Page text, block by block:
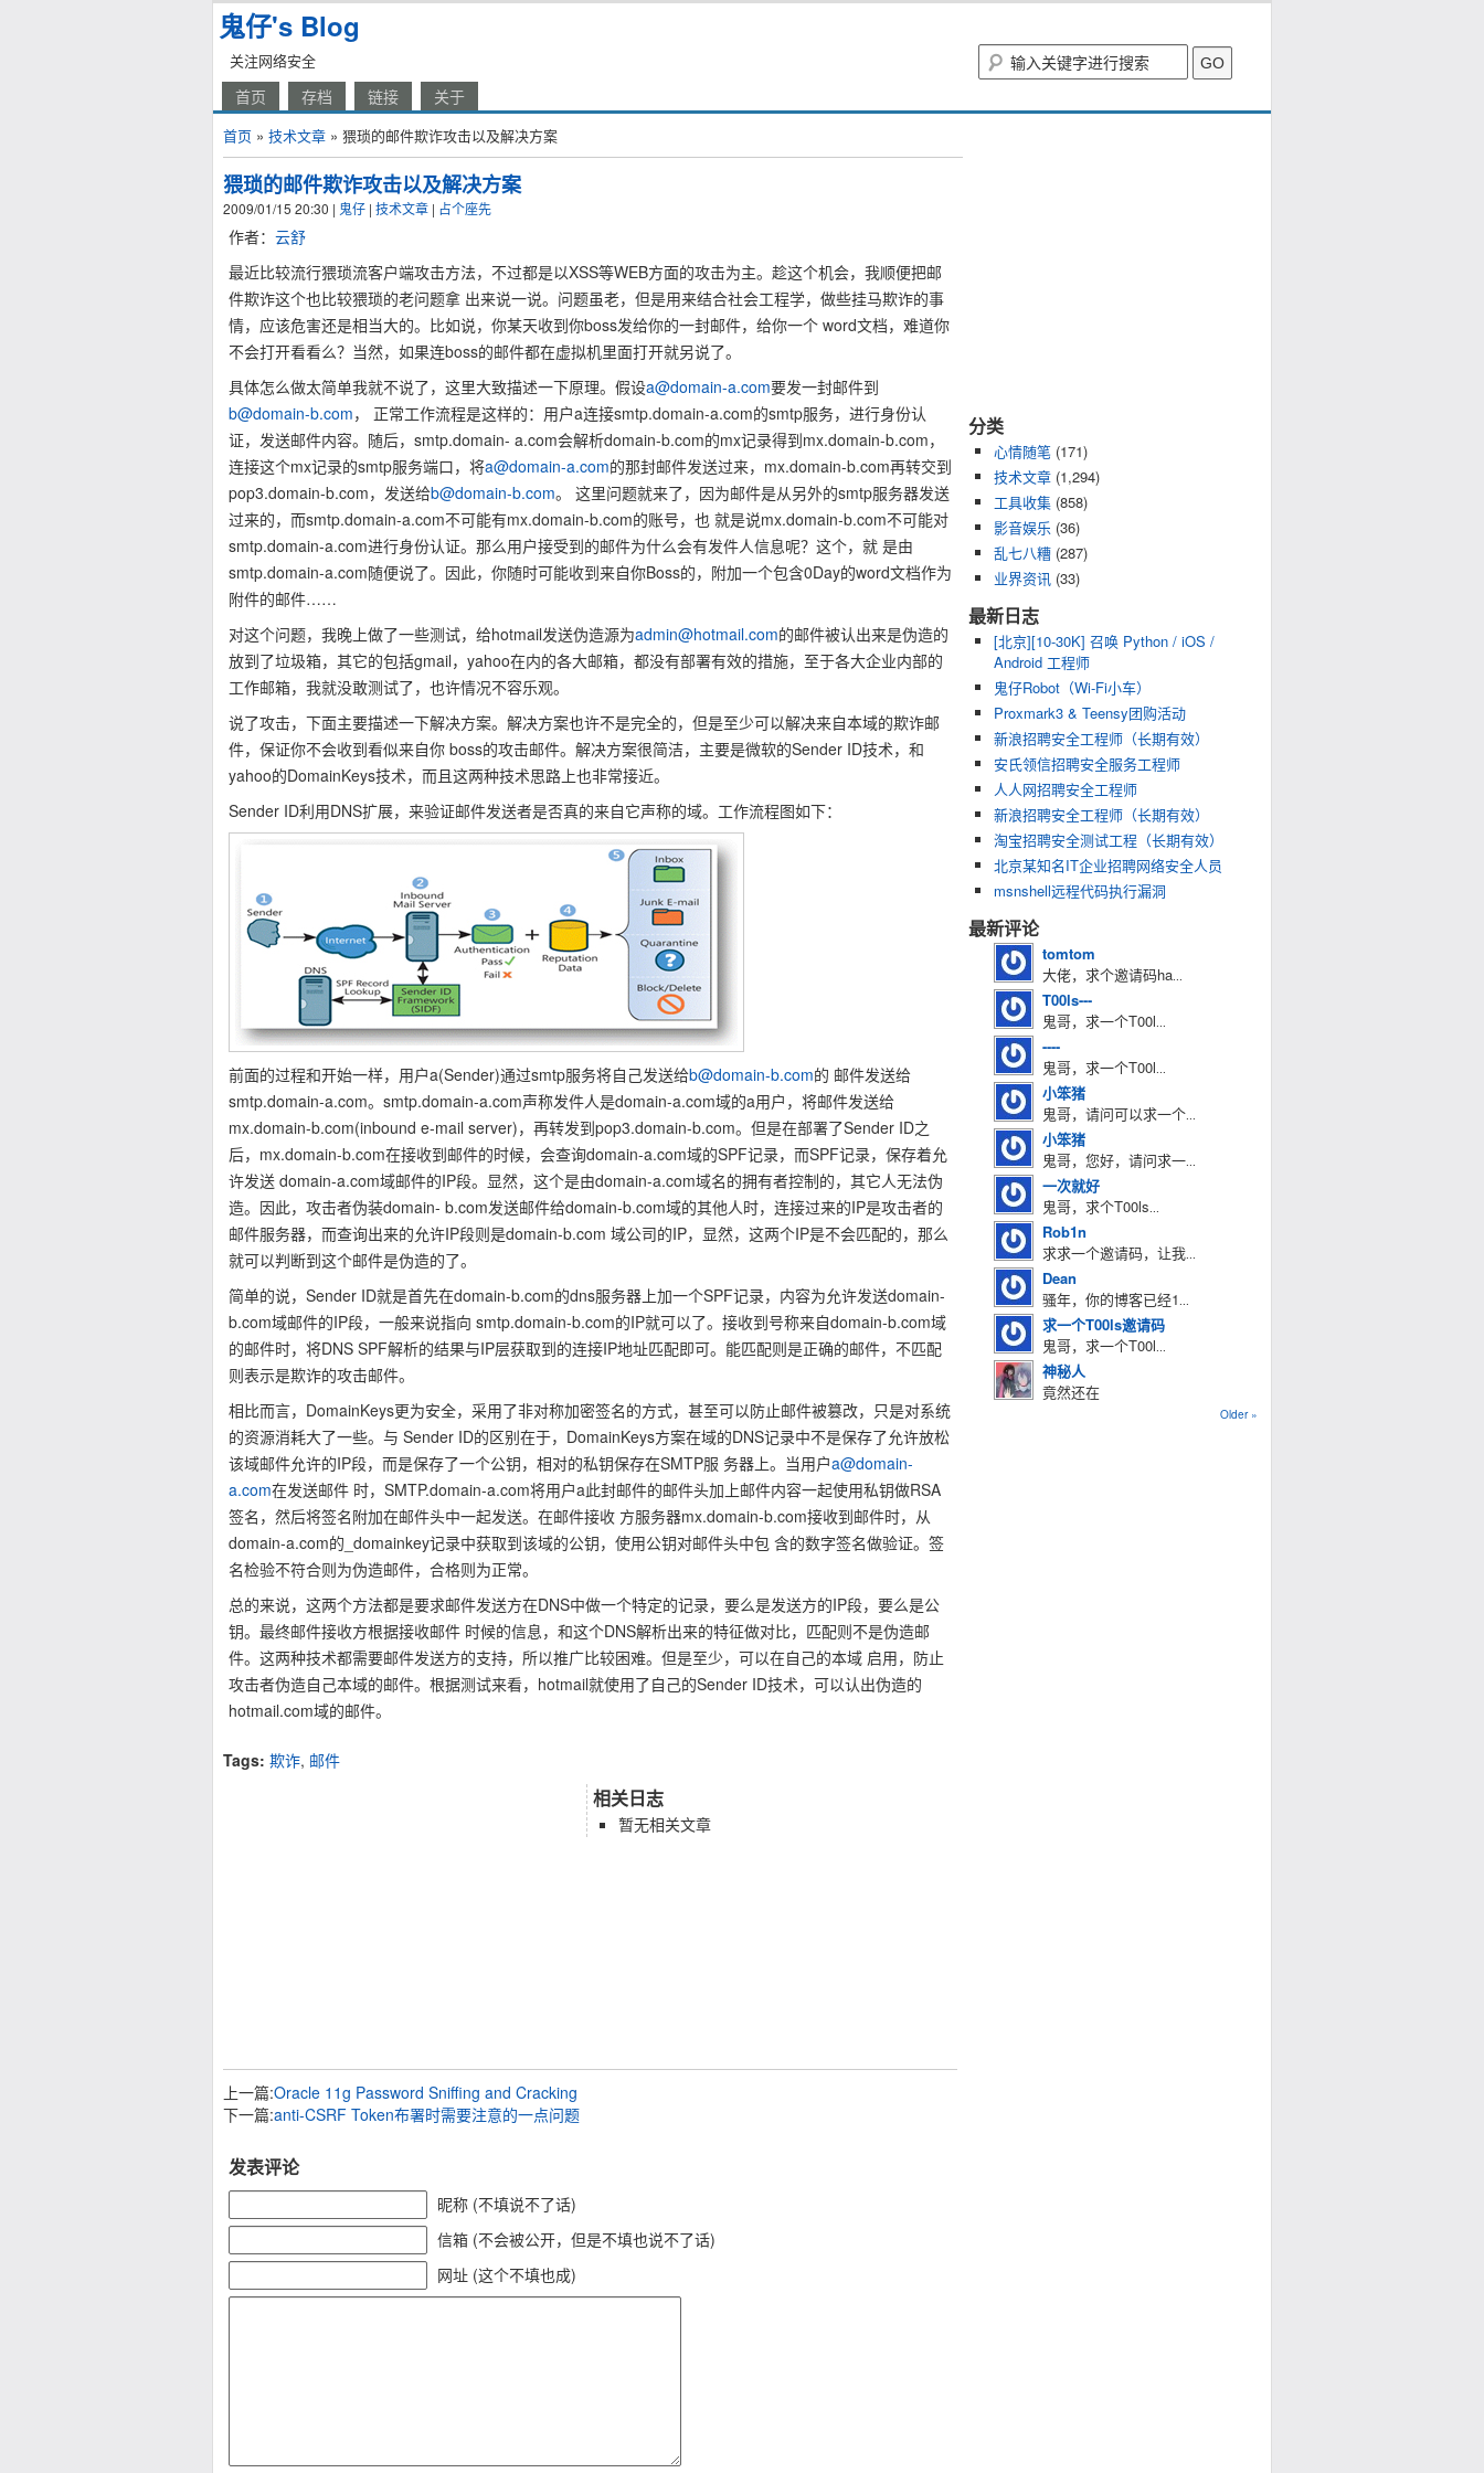
鬼仔's Blog
关注网络安全
首页 存档 链接 关于
首页 » 技术文章 » 猥琐的邮件欺诈攻击以及解决方案
猥琐的邮件欺诈攻击以及解决方案
2009/01/15 20:30 | 鬼仔 | 技术文章 | 占个座先
作者： 云舒
最近比较流行猥琐流客户端攻击方法，不过都是以XSS等WEB方面的攻击为主。趁这个机会，我顺便把邮
件欺诈这个也比较猥琐的老问题拿 出来说一说。问题虽老，但是用来结合社会工程学，做些挂马欺诈的事
情，应该危害还是相当大的。比如说，你某天收到你boss发给你的一封邮件，给你一个 word文档，难道你
不会打开看看么？当然，如果连boss的邮件都在虚拟机里面打开就另说了。
具体怎么做太简单我就不说了，这里大致描述一下原理。假设a@domain-a.com要发一封邮件到
b@domain-b.com， 正常工作流程是这样的：用户a连接smtp.domain-a.com的smtp服务，进行身份认
证，发送邮件内容。随后，smtp.domain- a.com会解析domain-b.com的mx记录得到mx.domain-b.com，
连接这个mx记录的smtp服务端口，将a@domain-a.com的那封邮件发送过来，mx.domain-b.com再转交到
pop3.domain-b.com，发送给b@domain-b.com。 这里问题就来了，因为邮件是从另外的smtp服务器发送
过来的，而smtp.domain-a.com不可能有mx.domain-b.com的账号，也 就是说mx.domain-b.com不可能对
smtp.domain-a.com进行身份认证。那么用户接受到的邮件为什么会有发件人信息呢？这个，就 是由
smtp.domain-a.com随便说了。因此，你随时可能收到来自你Boss的，附加一个包含0Day的word文档作为
附件的邮件……
对这个问题，我晚上做了一些测试，给hotmail发送伪造源为admin@hotmail.com的邮件被认出来是伪造的
放到了垃圾箱，其它的包括gmail，yahoo在内的各大邮箱，都没有部署有效的措施，至于各大企业内部的
工作邮箱，我就没敢测试了，也许情况不容乐观。
说了攻击，下面主要描述一下解决方案。解决方案也许不是完全的，但是至少可以解决来自本域的欺诈邮
件，保证你不会收到看似来自你 boss的攻击邮件。解决方案很简洁，主要是微软的Sender ID技术，和
yahoo的DomainKeys技术，而且这两种技术思路上也非常接近。
Sender ID利用DNS扩展，来验证邮件发送者是否真的来自它声称的域。工作流程图如下：
前面的过程和开始一样，用户a(Sender)通过smtp服务将自己发送给b@domain-b.com的 邮件发送给
smtp.domain-a.com。smtp.domain-a.com声称发件人是domain-a.com域的a用户，将邮件发送给
mx.domain-b.com(inbound e-mail server)，再转发到pop3.domain-b.com。但是在部署了Sender ID之
后，mx.domain-b.com在接收到邮件的时候，会查询domain-a.com域的SPF记录，而SPF记录，保存着允
许发送 domain-a.com域邮件的IP段。显然，这个是由domain-a.com域名的拥有者控制的，其它人无法伪
造。因此，攻击者伪装domain- b.com发送邮件给domain-b.com域的其他人时，连接过来的IP是攻击者的
邮件服务器，而查询出来的允许IP段则是domain-b.com 域公司的IP，显然，这两个IP是不会匹配的，那么
就可以判断到这个邮件是伪造的了。
简单的说，Sender ID就是首先在domain-b.com的dns服务器上加一个SPF记录，内容为允许发送domain-
b.com域邮件的IP段，一般来说指向 smtp.domain-b.com的IP就可以了。接收到号称来自domain-b.com域
的邮件时，将DNS SPF解析的结果与IP层获取到的连接IP地址匹配即可。能匹配则是正确的邮件，不匹配
则表示是欺诈的攻击邮件。
相比而言，DomainKeys更为安全，采用了非对称加密签名的方式，甚至可以防止邮件被篡改，只是对系统
的资源消耗大了一些。与 Sender ID的区别在于，DomainKeys方案在域的DNS记录中不是保存了允许放松
该域邮件允许的IP段，而是保存了一个公钥，相对的私钥保存在SMTP服 务器上。当用户a@domain-
a.com在发送邮件 时，SMTP.domain-a.com将用户a此封邮件的邮件头加上邮件内容一起使用私钥做RSA
签名，然后将签名附加在邮件头中一起发送。在邮件接收 方服务器mx.domain-b.com接收到邮件时，从
domain-a.com的_domainkey记录中获取到该域的公钥，使用公钥对邮件头中包 含的数字签名做验证。签
名检验不符合则为伪造邮件，合格则为正常。
总的来说，这两个方法都是要求邮件发送方在DNS中做一个特定的记录，要么是发送方的IP段，要么是公
钥。最终邮件接收方根据接收邮件 时候的信息，和这个DNS解析出来的特征做对比，匹配则不是伪造邮
件。这两种技术都需要邮件发送方的支持，所以推广比较困难。但是至少，可以在自己的本域 启用，防止
攻击者伪造自己本域的邮件。根据测试来看，hotmail就使用了自己的Sender ID技术，可以认出伪造的
hotmail.com域的邮件。
Tags: 欺诈, 邮件
相关日志
暂无相关文章
上一篇:Oracle 11g Password Sniffing and Cracking
下一篇:anti-CSRF Token布署时需要注意的一点问题
发表评论
昵称 (不填说不了话)
信箱 (不会被公开，但是不填也说不了话)
网址 (这个不填也成)
分类
心情随笔 (171)
技术文章 (1,294)
工具收集 (858)
影音娱乐 (36)
乱七八糟 (287)
业界资讯 (33)
最新日志
[北京][10-30K] 召唤 Python / iOS /
Android 工程师
鬼仔Robot（Wi-Fi小车）
Proxmark3 & Teensy团购活动
新浪招聘安全工程师（长期有效）
安氏领信招聘安全服务工程师
人人网招聘安全工程师
新浪招聘安全工程师（长期有效）
淘宝招聘安全测试工程（长期有效）
北京某知名IT企业招聘网络安全人员
msnshell远程代码执行漏洞
最新评论
tomtom
大佬，求个邀请码ha...
T00ls---
鬼哥，求一个T00l...
----
鬼哥，求一个T00l...
小笨猪
鬼哥，请问可以求一个...
小笨猪
鬼哥，您好，请问求一...
一次就好
鬼哥，求个T00ls...
Rob1n
求求一个邀请码，让我...
Dean
骚年，你的博客已经1...
求一个T00ls邀请码
鬼哥，求一个T00l...
神秘人
竟然还在
Older »